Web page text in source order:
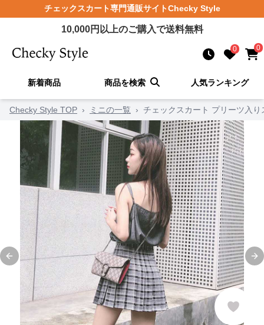
チェックスカート専門通販サイトChecky Style
10,000円以上のご購入で送料無料
0 0
新着商品 商品を検索 人気ランキング
Checky Style TOP › ミニの一覧 › チェックスカート プリーツ入
Previous slide